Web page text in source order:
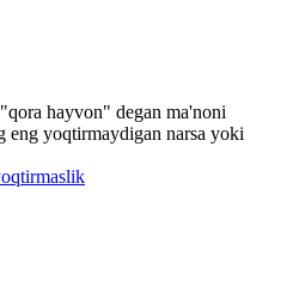
hayvon" degan ma'noni
eng yoqtirmaydigan narsa yoki